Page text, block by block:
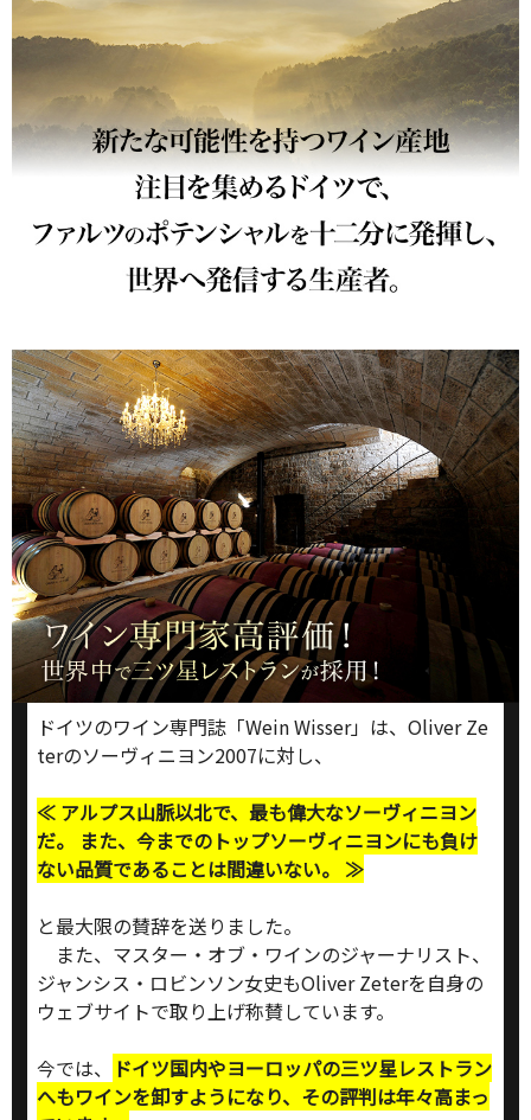
ドイツのワイン専門誌「Wein Wisser」は、Oliver Ze
terのソーヴィニヨン2007に対し、
≪ アルプス山脈以北で、最も偉大なソーヴィニヨン
だ。 また、今までのトップソーヴィニヨンにも負け
ない品質であることは間違いない。 ≫
と最大限の賛辞を送りました。
また、マスター・オブ・ワインのジャーナリスト、
ジャンシス・ロビンソン女史もOliver Zeterを自身の
ウェブサイトで取り上げ称賛しています。
今では、 ドイツ国内やヨーロッパの三ツ星レストラン
へもワインを卸すようになり、その評判は年々高まっ